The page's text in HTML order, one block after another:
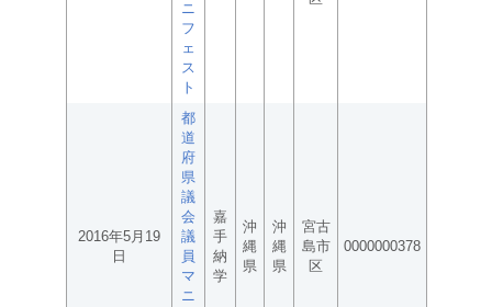
ニ
フ
ェ
ス
ト
2016年5月19
日
都
道
府
県
議
会
議
員
マ
ニ
嘉
手
納
学
沖
縄
県
沖
縄
県
宮古
島市
区
0000000378